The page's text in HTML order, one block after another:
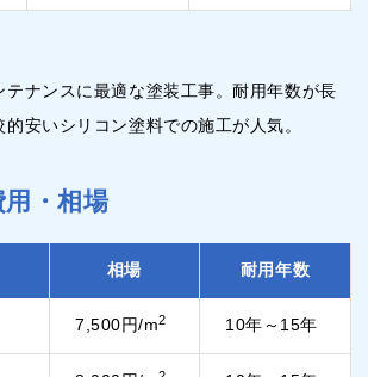
テナンスに最適な塗装工事。耐用年数が長
安いシリコン塗料での施工が人気。
用・相場
相場 耐用年数
7,500円/m2 10年～15年